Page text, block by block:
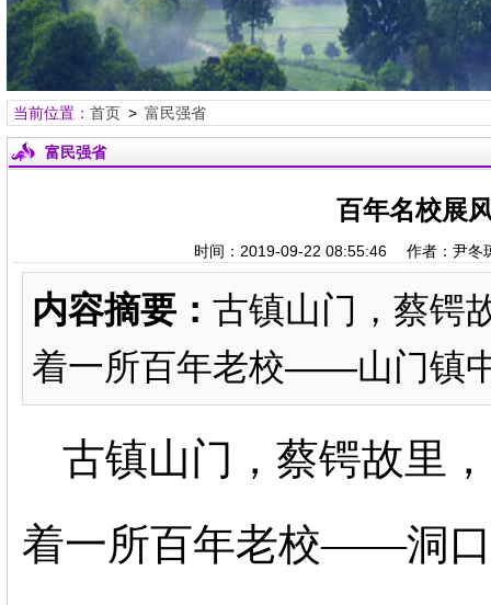
当前位置： 首页> 富民强省
富民强省
百年名校展
时间：2019-09-22 08:55:46 作者：尹
内容摘要： 古镇山门，蔡锷
着一所百年老校——山门镇
古镇山门，蔡锷故里
着一所百年老校——洞